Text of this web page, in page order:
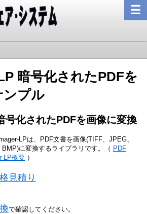
☰
暗号化されたPDFを
ンプル
号化されたPDFを画像に変換
LPは、PDF文書を画像(TIFF、JPEG、
BMP)に変換するライブラリです。（ PDF
LP概要 ）
見積り
で確認してください。